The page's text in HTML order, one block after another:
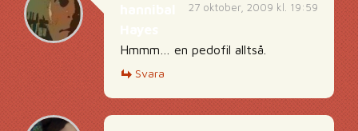
27 oktober, 2009 kl. 19:59
Hmmm… en pedofil alltså.
Svara